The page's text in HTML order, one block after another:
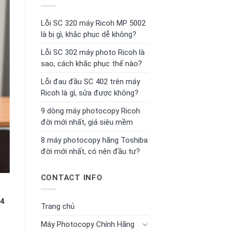
Lỗi SC 320 máy Ricoh MP 5002
là bị gì, khắc phục dễ không?
Lỗi SC 302 máy photo Ricoh là
sao, cách khắc phục thế nào?
Lỗi đau đầu SC 402 trên máy
Ricoh là gì, sửa được không?
9 dòng máy photocopy Ricoh
đời mới nhất, giá siêu mềm
8 máy photocopy hãng Toshiba
đời mới nhất, có nên đầu tư?
CONTACT INFO
Trang chủ
Máy Photocopy Chính Hãng